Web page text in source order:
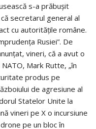
s-a prăbușit
secretarul general al
cu autoritățile române.
Rusiei”. De
vineri, că a avut o
Mark Rutte, „în
produs pe
de agresiune al
Statelor Unite la
vineri pe X o incursiune
pe un bloc în